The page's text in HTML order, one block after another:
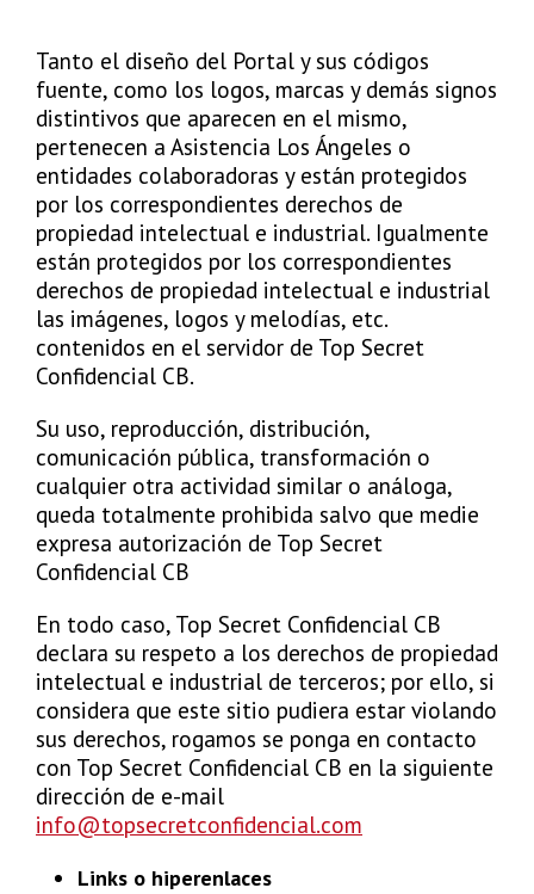
Tanto el diseño del Portal y sus códigos
fuente, como los logos, marcas y demás signos
distintivos que aparecen en el mismo,
pertenecen a Asistencia Los Ángeles o
entidades colaboradoras y están protegidos
por los correspondientes derechos de
propiedad intelectual e industrial. Igualmente
están protegidos por los correspondientes
derechos de propiedad intelectual e industrial
las imágenes, logos y melodías, etc.
contenidos en el servidor de Top Secret
Confidencial CB.
Su uso, reproducción, distribución,
comunicación pública, transformación o
cualquier otra actividad similar o análoga,
queda totalmente prohibida salvo que medie
expresa autorización de Top Secret
Confidencial CB
En todo caso, Top Secret Confidencial CB
declara su respeto a los derechos de propiedad
intelectual e industrial de terceros; por ello, si
considera que este sitio pudiera estar violando
sus derechos, rogamos se ponga en contacto
con Top Secret Confidencial CB en la siguiente
dirección de e-mail
info@topsecretconfidencial.com
Links o hiperenlaces